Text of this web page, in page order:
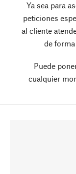
Ya sea para
peticiones
al cliente
de
Puede
cualquier